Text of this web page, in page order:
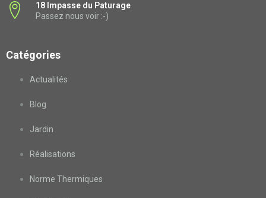
18 Impasse du Paturage
Passez nous voir :-)
Catégories
Actualités
Blog
Jardin
Réalisations
Norme Thermiques